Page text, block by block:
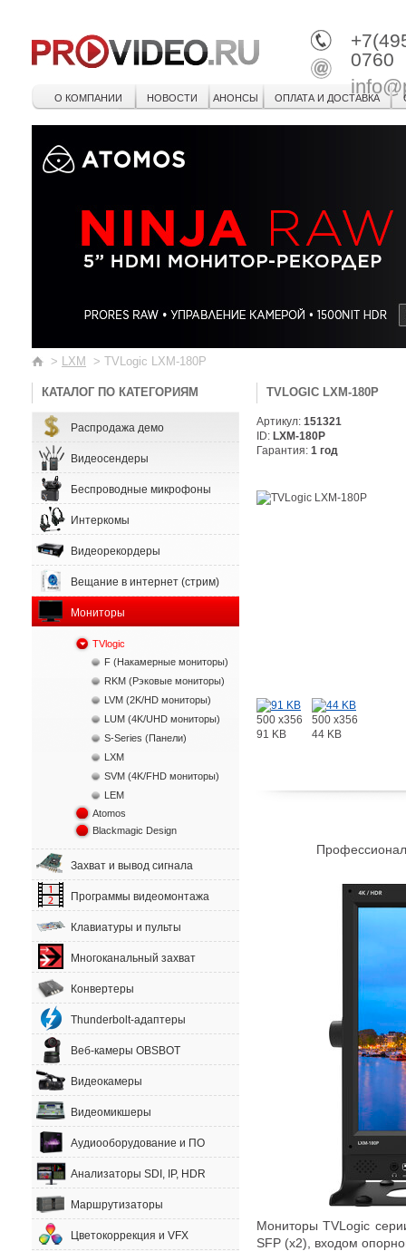
0760
О КОМПАНИИ НОВОСТИ АНОНСЫ ОПЛАТА И ДОСТАВКА
> LXM > TVLogic LXM-180P
КАТАЛОГ ПО КАТЕГОРИЯМ
Распродажа демо
Видеосендеры
Беспроводные микрофоны
Интеркомы
Видеорекордеры
Вещание в интернет (стрим)
Мониторы
TVlogic
F (Накамерные мониторы)
RKM (Рэковые мониторы)
LVM (2K/HD мониторы)
LUM (4K/UHD мониторы)
S-Series (Панели)
LXM
SVM (4K/FHD мониторы)
LEM
Atomos
Blackmagic Design
Захват и вывод сигнала
Программы видеомонтажа
Клавиатуры и пульты
Многоканальный захват
Конвертеры
Thunderbolt-адаптеры
Веб-камеры OBSBOT
Видеокамеры
Видеомикшеры
Аудиооборудование и ПО
Анализаторы SDI, IP, HDR
Маршрутизаторы
Цветокоррекция и VFX
TVLOGIC LXM-180P
Артикул: 151321
ID: LXM-180P
Гарантия: 1 год
500 x356
91 KB
500 x356
44 KB
Мониторы TVLogic
SFP (x2), входом